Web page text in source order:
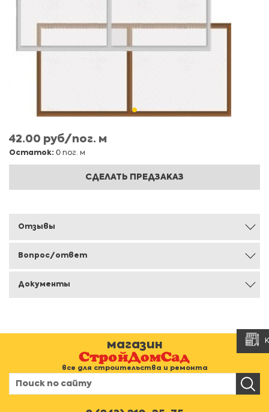
42.00 руб/пог. м
Остаток: 0 пог. м
СДЕЛАТЬ ПРЕДЗАКАЗ
Отзывы
Вопрос/ответ
Документы
магазин
все для строительства и ремонта